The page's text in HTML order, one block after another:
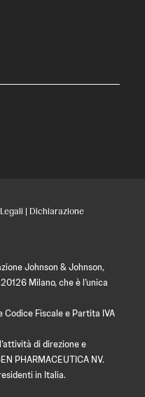
| Dichiarazione
Johnson & Johnson,
Milano, che è l’unica
Fiscale e Partita IVA
di direzione e
PHARMACEUTICA NV.
in Italia.